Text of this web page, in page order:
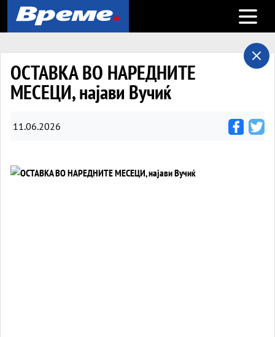
Open
ОСТАВКА ВО НАРЕДНИТЕ
МЕСЕЦИ, најави Вучиќ
11.06.2026